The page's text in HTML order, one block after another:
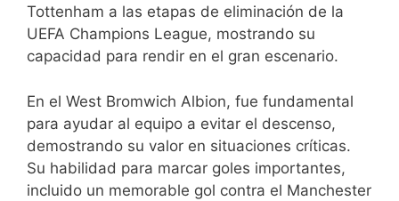
Tottenham a las etapas de eliminación de la
UEFA Champions League, mostrando su
capacidad para rendir en el gran escenario.
En el West Bromwich Albion, fue fundamental
para ayudar al equipo a evitar el descenso,
demostrando su valor en situaciones críticas.
Su habilidad para marcar goles importantes,
incluido un memorable gol contra el Manchester